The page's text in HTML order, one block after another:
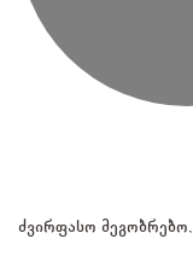
ძვირფასო მეგობრებო,